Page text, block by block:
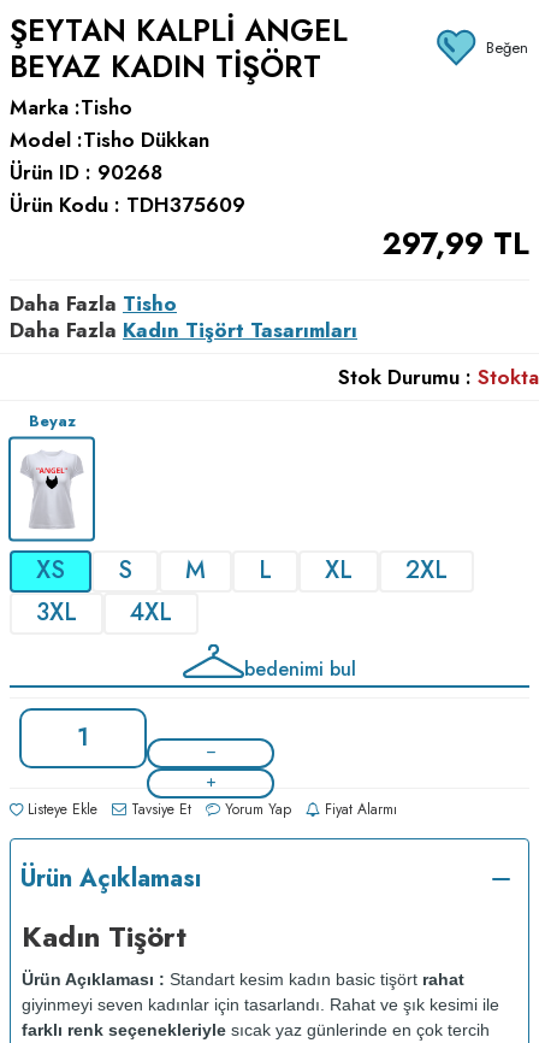
ŞEYTAN KALPLI ANGEL
BEYAZ KADIN TIŞÖRT
Beğen
Marka :Tisho
Model :Tisho Dükkan
Ürün ID : 90268
Ürün Kodu : TDH375609
297,99 TL
Daha Fazla Tisho
Daha Fazla Kadın Tişört Tasarımları
Stok Durumu : Stokta
Beyaz
XS S M L XL
2XL
3XL
4XL
bedenimi bul
Listeye Ekle Tavsiye Et Yorum Yap Fiyat Alarmı
Ürün Açıklaması
Kadın Tişört
Ürün Açıklaması : Standart kesim kadın basic tişört rahat
giyinmeyi seven kadınlar için tasarlandı. Rahat ve şık kesimi ile
farklı renk seçenekleriyle sıcak yaz günlerinde en çok tercih